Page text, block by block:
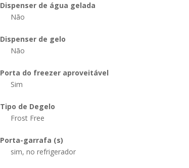
Dispenser de água gelada
Não
Dispenser de gelo
Não
Porta do freezer aproveitável
Sim
Tipo de Degelo
Frost Free
Porta-garrafa (s)
sim, no refrigerador